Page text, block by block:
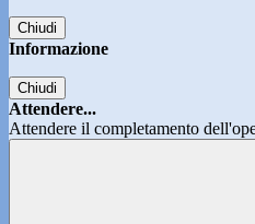
Chiudi
Informazione
Chiudi
Attendere...
Attendere il completamento